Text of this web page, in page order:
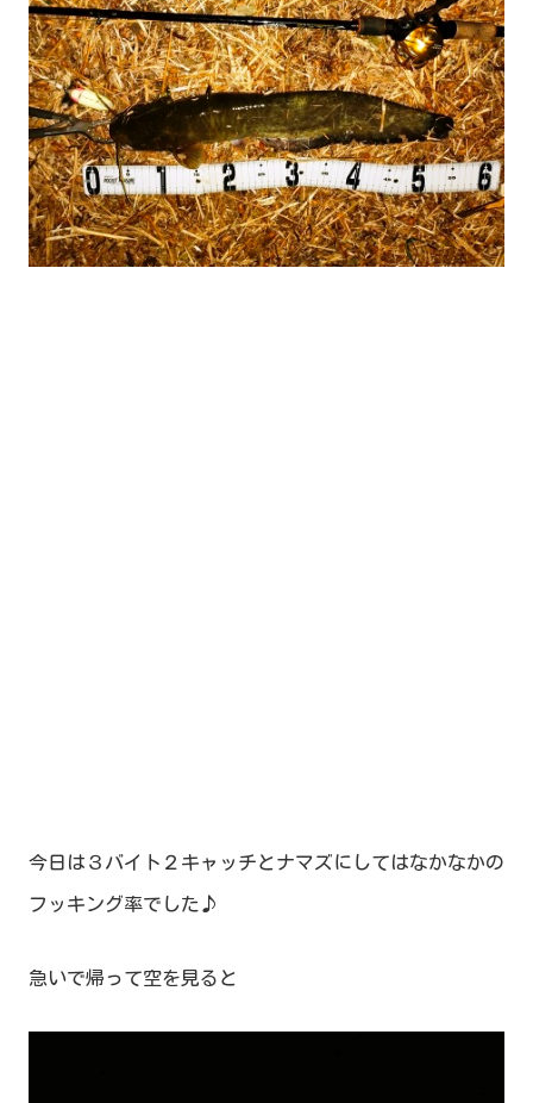
今日は３バイト２キャッチとナマズにしてはなかなかの
フッキング率でした♪
急いで帰って空を見ると